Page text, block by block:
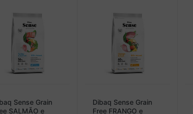
Sense Grain
SALMÃO e
Dibaq Sense Grain
Free FRANGO e